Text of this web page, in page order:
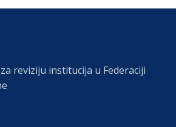
reviziju institucija u Federaciji